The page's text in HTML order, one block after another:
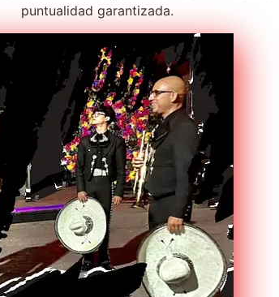
puntualidad garantizada.